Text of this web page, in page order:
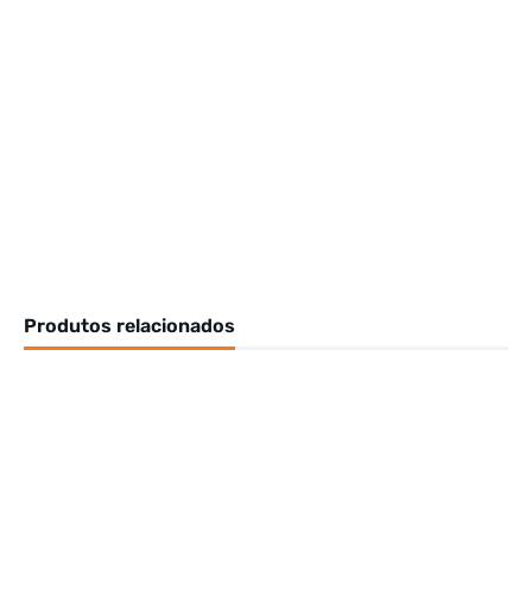
Produtos relacionados